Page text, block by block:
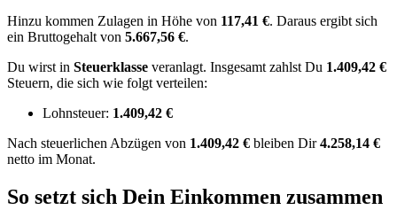
Hinzu kommen Zulagen in Höhe von 117,41 €. Daraus ergibt sich
ein Bruttogehalt von 5.667,56 €.
Du wirst in Steuerklasse veranlagt. Insgesamt zahlst Du 1.409,42 €
Steuern, die sich wie folgt verteilen:
Lohnsteuer: 1.409,42 €
Nach steuerlichen Abzügen von 1.409,42 € bleiben Dir4.258,14 €
netto im Monat.
So setzt sich Dein Einkommen zusammen